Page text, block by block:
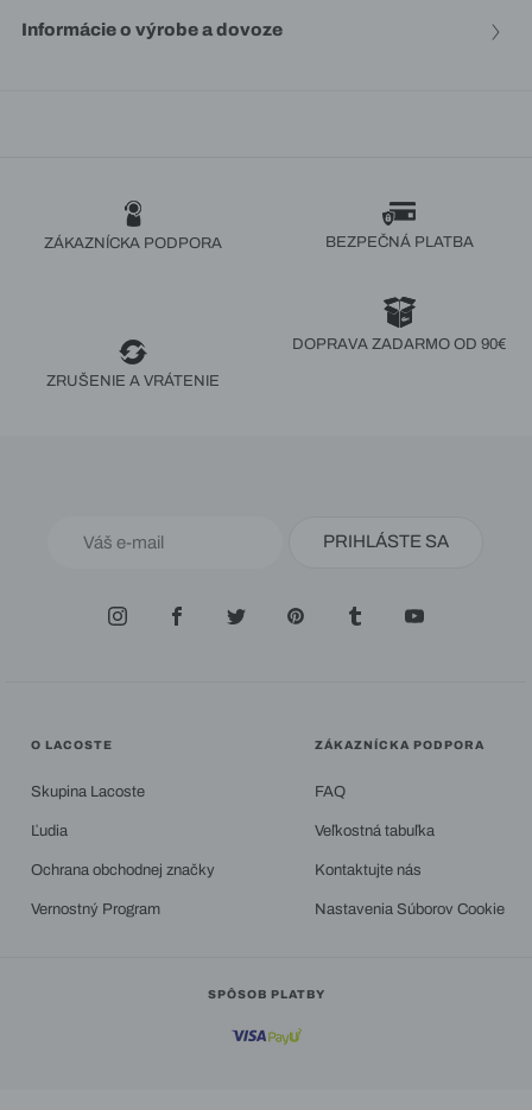
Informácie o výrobe a dovoze
ZÁKAZNÍCKA PODPORA BEZPEČNÁ PLATBA
ZRUŠENIE A VRÁTENIE
DOPRAVA ZADARMO OD 90€
PRIHLÁSTE SA
O LACOSTE
Skupina Lacoste
Ľudia
Ochrana obchodnej značky
Vernostný Program
ZÁKAZNÍCKA PODPORA
FAQ
Veľkostná tabuľka
Kontaktujte nás
Nastavenia Súborov Cookie
SPÔSOB PLATBY